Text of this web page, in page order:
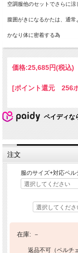
空調服他のセットでさらに涼
腹囲がきになるかたは、通常
かなり体に密着する為
価格:25,685円(税込)
[ポイント還元 256
ペイディな
注文
服のサイズ+対応ペル
在庫: －
返品不可（ペルチ